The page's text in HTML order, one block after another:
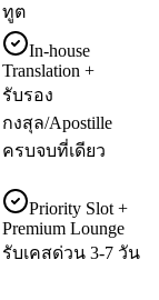
ทูต
In-house
Translation +
รับรอง
กงสุล/Apostille
ครบจบที่เดียว
Priority Slot +
Premium Lounge
รับเคสด่วน 3-7 วัน